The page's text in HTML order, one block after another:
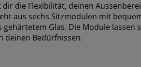
die Flexibilität, deinen
aus sechs Sitzmodulen mit
Glas. Die Module lassen
deinen Bedürfnissen.